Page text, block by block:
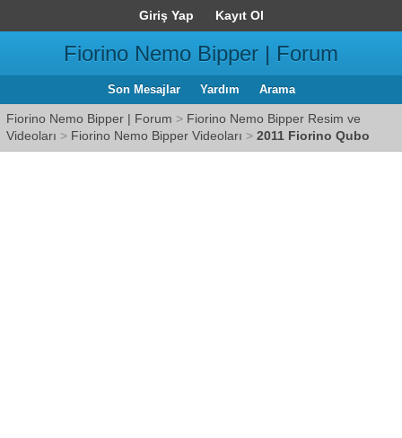
Giriş Yap Kayıt Ol
Fiorino Nemo Bipper | Forum
Son Mesajlar Yardım Arama
Fiorino Nemo Bipper | Forum > Fiorino Nemo Bipper Resim ve
Videoları > Fiorino Nemo Bipper Videoları > 2011 Fiorino Qubo